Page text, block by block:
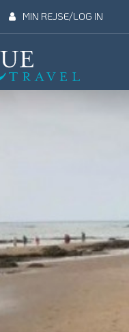
MIN REJSE/LOG IN
Travel